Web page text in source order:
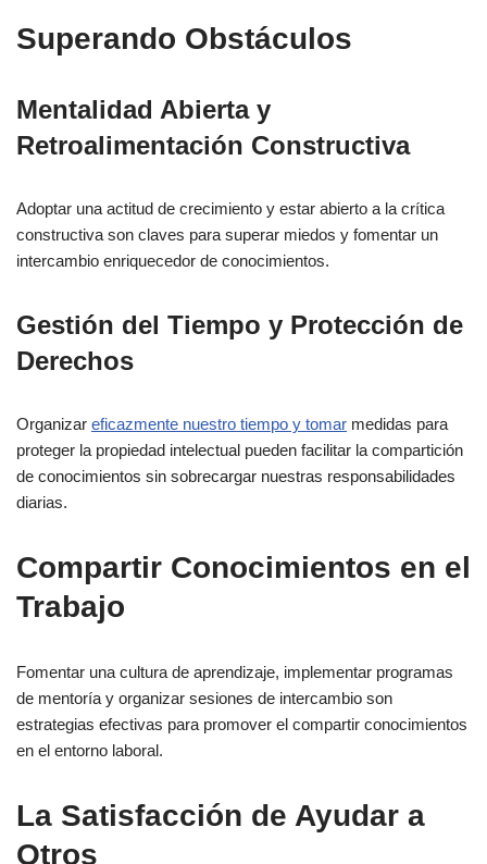
Superando Obstáculos
Mentalidad Abierta y
Retroalimentación Constructiva
Adoptar una actitud de crecimiento y estar abierto a la crítica
constructiva son claves para superar miedos y fomentar un
intercambio enriquecedor de conocimientos.
Gestión del Tiempo y Protección de
Derechos
Organizar eficazmente nuestro tiempo y tomar medidas para
proteger la propiedad intelectual pueden facilitar la compartición
de conocimientos sin sobrecargar nuestras responsabilidades
diarias.
Compartir Conocimientos en el
Trabajo
Fomentar una cultura de aprendizaje, implementar programas
de mentoría y organizar sesiones de intercambio son
estrategias efectivas para promover el compartir conocimientos
en el entorno laboral.
La Satisfacción de Ayudar a
Otros